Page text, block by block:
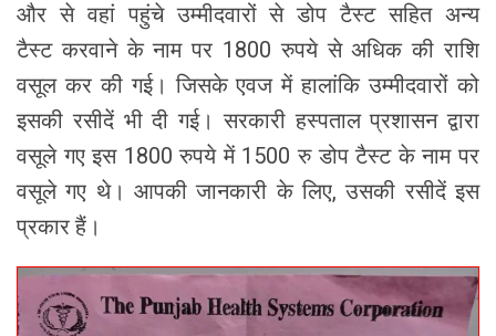
और से वहां पहुंचे उम्मीदवारों से डोप टैस्ट सहित अन्य
टैस्ट करवाने के नाम पर 1800 रुपये से अधिक की राशि
वसूल कर की गई। जिसके एवज में हालांकि उम्मीदवारों को
इसकी रसीदें भी दी गई। सरकारी हस्पताल प्रशासन द्वारा
वसूले गए इस 1800 रुपये में 1500 रु डोप टैस्ट के नाम पर
वसूले गए थे। आपकी जानकारी के लिए, उसकी रसीदें इस
प्रकार हैं।